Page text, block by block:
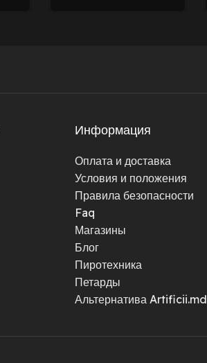
Информация
Оплата и доставка
Условия и положения
Правила безопасности
Faq
Магазины
Блог
Пиротехника
Петарды
Альтернатива Artificii.md